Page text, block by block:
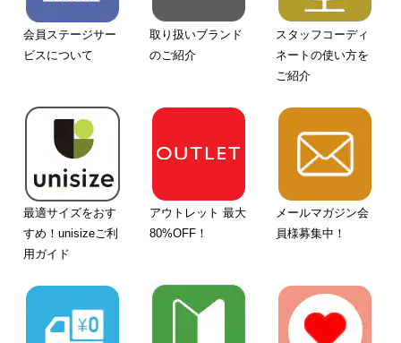
会員ステージサー
ビスについて
取り扱いブランド
のご紹介
スタッフコーディ
ネートの使い方を
ご紹介
最適サイズをおす
すめ！unisizeご利
用ガイド
アウトレット 最大
80%OFF！
メールマガジン会
員様募集中！